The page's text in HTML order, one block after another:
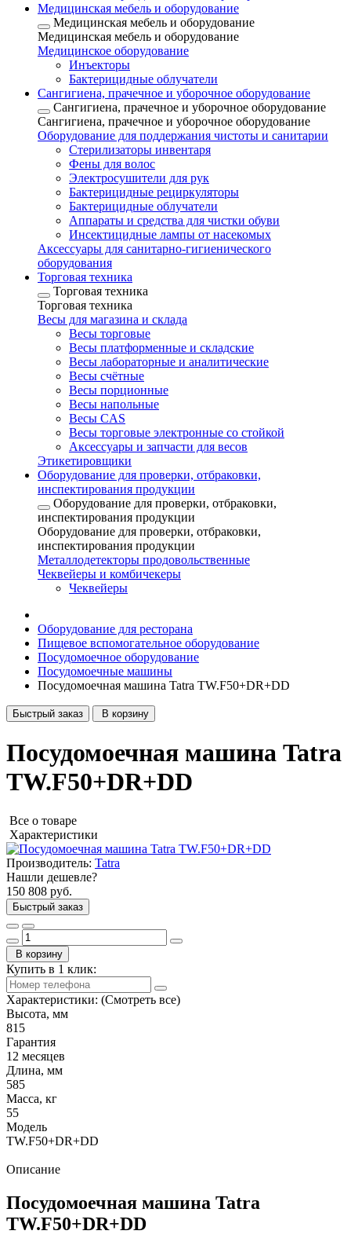
Медицинская мебель и оборудование
Медицинская мебель и оборудование
Медицинская мебель и оборудование
Медицинское оборудование
Инъекторы
Бактерицидные облучатели
Сангигиена, прачечное и уборочное оборудование
Сангигиена, прачечное и уборочное оборудование
Сангигиена, прачечное и уборочное оборудование
Оборудование для поддержания чистоты и санитарии
Стерилизаторы инвентаря
Фены для волос
Электросушители для рук
Бактерицидные рециркуляторы
Бактерицидные облучатели
Аппараты и средства для чистки обуви
Инсектицидные лампы от насекомых
Аксессуары для санитарно-гигиенического
оборудования
Торговая техника
Торговая техника
Торговая техника
Весы для магазина и склада
Весы торговые
Весы платформенные и складские
Весы лабораторные и аналитические
Весы счётные
Весы порционные
Весы напольные
Весы CAS
Весы торговые электронные со стойкой
Аксессуары и запчасти для весов
Этикетировщики
Оборудование для проверки, отбраковки,
инспектирования продукции
Оборудование для проверки, отбраковки,
инспектирования продукции
Оборудование для проверки, отбраковки,
инспектирования продукции
Металлодетекторы продовольственные
Чеквейеры и комбичекеры
Чеквейеры
Оборудование для ресторана
Пищевое вспомогательное оборудование
Посудомоечное оборудование
Посудомоечные машины
Посудомоечная машина Tatra TW.F50+DR+DD
Быстрый заказ В корзину
Посудомоечная машина Tatra
TW.F50+DR+DD
Все о товаре
Характеристики
Производитель: Tatra
Нашли дешевле?
150 808 руб.
Быстрый заказ
В корзину
Купить в 1 клик:
Характеристики: (Смотреть все)
Высота, мм
815
Гарантия
12 месяцев
Длина, мм
585
Масса, кг
55
Модель
TW.F50+DR+DD
Описание
Посудомоечная машина Tatra
TW.F50+DR+DD